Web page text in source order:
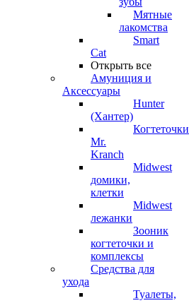
Мятные
лакомства
Smart
Cat
Открыть все
Амуниция и
Аксессуары
Hunter
(Хантер)
Когтеточки
Mr.
Kranch
Midwest
домики,
клетки
Midwest
лежанки
Зооник
когтеточки и
комплексы
Средства для
ухода
Туалеты,